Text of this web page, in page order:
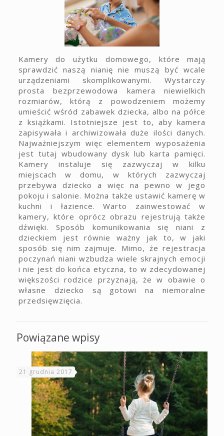
Kamery do użytku domowego, które mają
sprawdzić naszą nianię nie muszą być wcale
urządzeniami skomplikowanymi. Wystarczy
prosta bezprzewodowa kamera niewielkich
rozmiarów, którą z powodzeniem możemy
umieścić wśród zabawek dziecka, albo na półce
z książkami. Istotniejsze jest to, aby kamera
zapisywała i archiwizowała duże ilości danych.
Najważniejszym więc elementem wyposażenia
jest tutaj wbudowany dysk lub karta pamięci.
Kamery instaluje się zazwyczaj w kilku
miejscach w domu, w których zazwyczaj
przebywa dziecko a więc na pewno w jego
pokoju i salonie. Można także ustawić kamerę w
kuchni i łazience. Warto zainwestować w
kamery, które oprócz obrazu rejestrują także
dźwięki. Sposób komunikowania się niani z
dzieckiem jest równie ważny jak to, w jaki
sposób się nim zajmuje. Mimo, że rejestracja
poczynań niani wzbudza wiele skrajnych emocji
i nie jest do końca etyczna, to w zdecydowanej
większości rodzice przyznają, że w obawie o
własne dziecko są gotowi na niemoralne
przedsięwzięcia.
Powiązane wpisy
21 grudnia 2017